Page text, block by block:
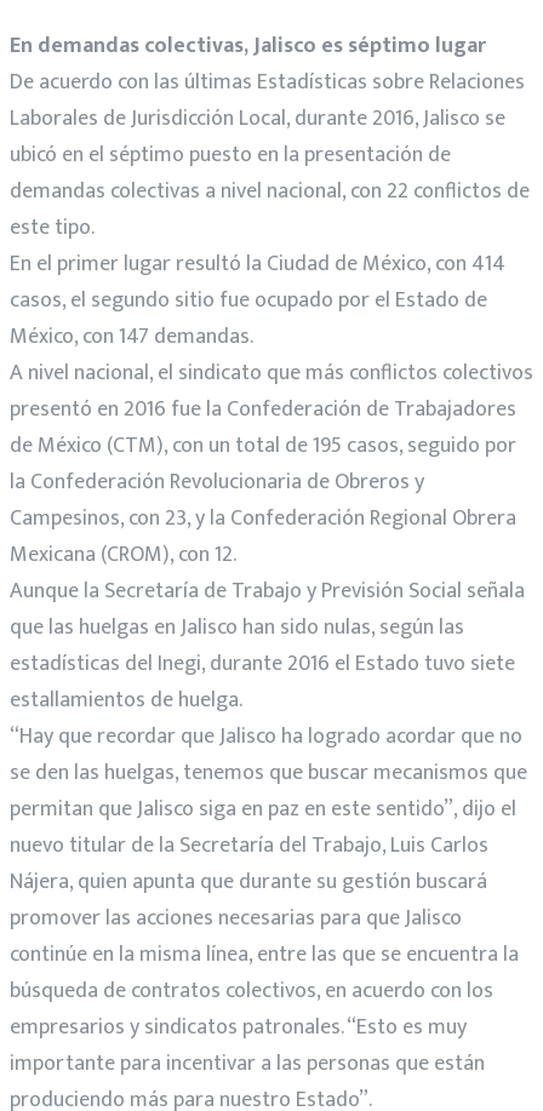
En demandas colectivas, Jalisco es séptimo lugar
De acuerdo con las últimas Estadísticas sobre Relaciones
Laborales de Jurisdicción Local, durante 2016, Jalisco se
ubicó en el séptimo puesto en la presentación de
demandas colectivas a nivel nacional, con 22 conflictos de
este tipo.
En el primer lugar resultó la Ciudad de México, con 414
casos, el segundo sitio fue ocupado por el Estado de
México, con 147 demandas.
A nivel nacional, el sindicato que más conflictos colectivos
presentó en 2016 fue la Confederación de Trabajadores
de México (CTM), con un total de 195 casos, seguido por
la Confederación Revolucionaria de Obreros y
Campesinos, con 23, y la Confederación Regional Obrera
Mexicana (CROM), con 12.
Aunque la Secretaría de Trabajo y Previsión Social señala
que las huelgas en Jalisco han sido nulas, según las
estadísticas del Inegi, durante 2016 el Estado tuvo siete
estallamientos de huelga.
“Hay que recordar que Jalisco ha logrado acordar que no
se den las huelgas, tenemos que buscar mecanismos que
permitan que Jalisco siga en paz en este sentido”, dijo el
nuevo titular de la Secretaría del Trabajo, Luis Carlos
Nájera, quien apunta que durante su gestión buscará
promover las acciones necesarias para que Jalisco
continúe en la misma línea, entre las que se encuentra la
búsqueda de contratos colectivos, en acuerdo con los
empresarios y sindicatos patronales. “Esto es muy
importante para incentivar a las personas que están
produciendo más para nuestro Estado”.